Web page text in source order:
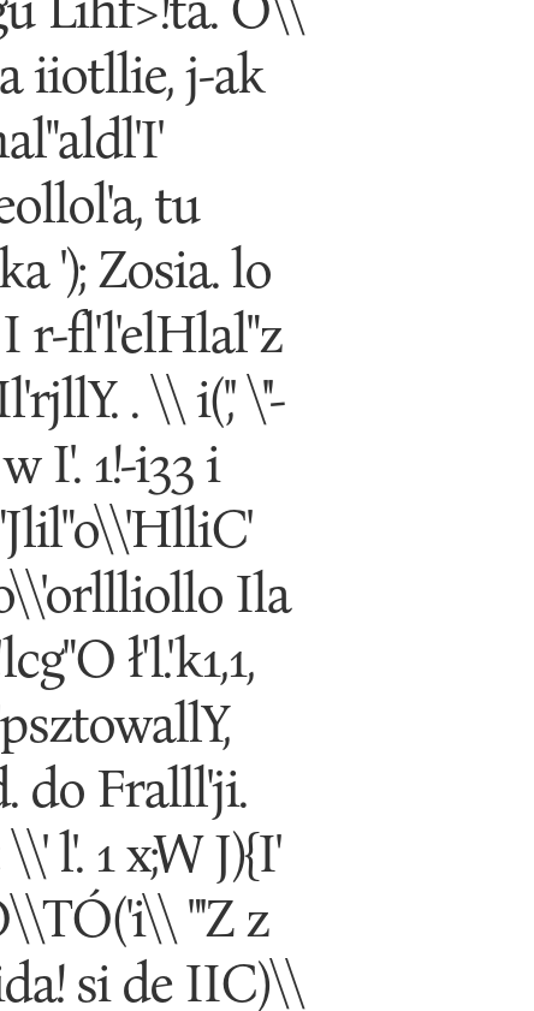
iiotllie, j-ak
tu
'); Zosia. lo
r-fl'l'elHlal"z
. \\ i(',' \''-
I'. 1!-i33 i
Ila
ł'l.'k1,1,
do Fralll'ji.
l'. 1 x;W J){I'
"'Z z
si de IIC)\\